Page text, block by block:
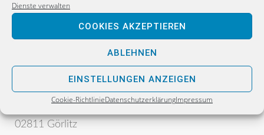
Dienste verwalten
COOKIES AKZEPTIEREN
ABLEHNEN
EINSTELLUNGEN ANZEIGEN
Cookie-RichtlinieDatenschutzerklärungImpressum
Bürgerbüro
Postfach 30 06 17
02811 Görlitz